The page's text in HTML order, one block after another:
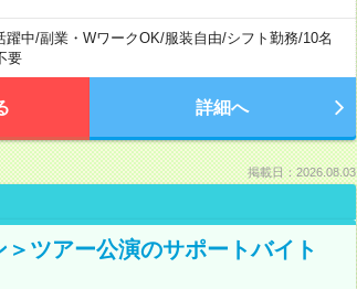
躍中/副業・WワークOK/服装自由/シフト勤務/10名
要
詳細へ
掲載日：2026.08.03
ツアー公演のサポートバイト